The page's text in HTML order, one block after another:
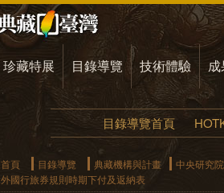
珍藏特展 目錄導覽 技術體驗
目錄導覽首頁
首頁 目錄導覽 典藏機構與計畫 中央研究院
外國行旅券規則時期下付及返納表